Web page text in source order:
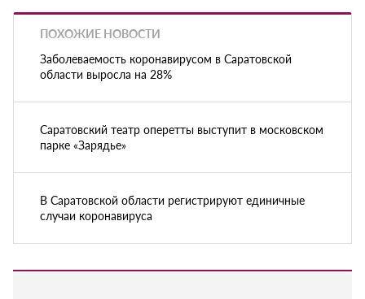
ПОХОЖИЕ НОВОСТИ
Заболеваемость коронавирусом в Саратовской
области выросла на 28%
Саратовский театр оперетты выступит в московском
парке «Зарядье»
В Саратовской области регистрируют единичные
случаи коронавируса